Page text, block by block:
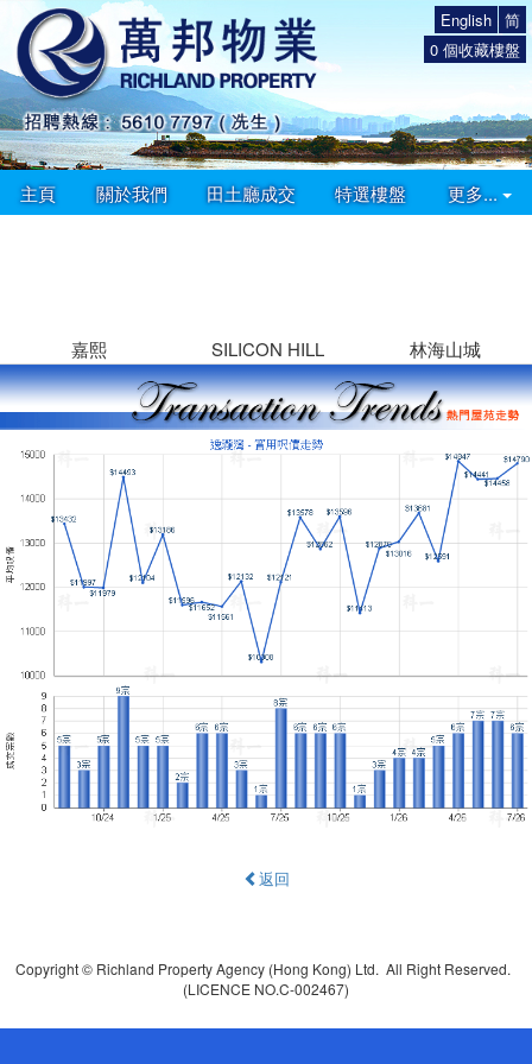
简
English
0 個收藏樓盤
主頁 關於我們 田土廳成交 特選樓盤 更多...
嘉熙 SILICON HILL 林海山城
返回
Copyright © Richland Property Agency (Hong Kong) Ltd. All Right Reserved.
(LICENCE NO.C-002467)